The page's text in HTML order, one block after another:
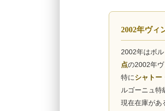
2002年ヴィ
2002年はボ
点の2002年ヴ
特にシャトー
ルゴーニュ特
現在在庫があ